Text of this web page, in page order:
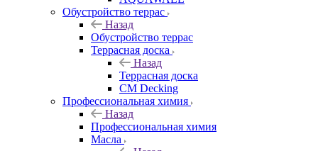
Обустройство террас
Назад
Обустройство террас
Террасная доска
Назад
Террасная доска
CM Decking
Профессиональная химия
Назад
Профессиональная химия
Масла